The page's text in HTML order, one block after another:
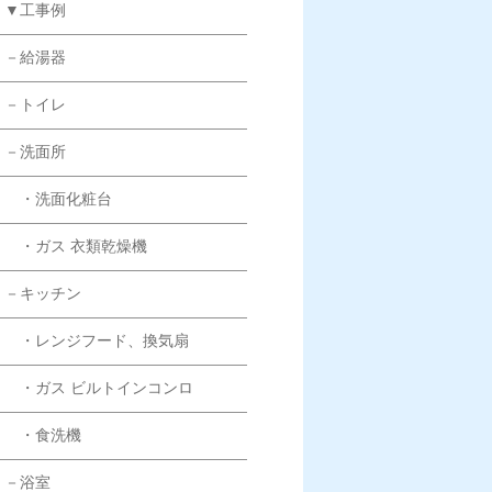
▼工事例
－給湯器
－トイレ
－洗面所
・洗面化粧台
・ガス 衣類乾燥機
－キッチン
・レンジフード、換気扇
・ガス ビルトインコンロ
・食洗機
－浴室